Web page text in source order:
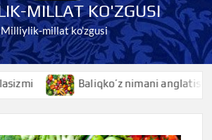
MILLAT KO'ZGUSI
Milliylik-millat ko'zgusi
Baliqko’z nimani anglatishini